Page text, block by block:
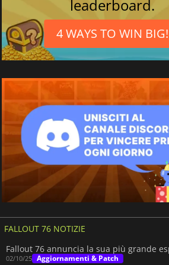
leaderboard.
4 WAYS TO WIN BIG!
FALLOUT 76 NOTIZIE
02/10/25 Aggiornamenti & Patch